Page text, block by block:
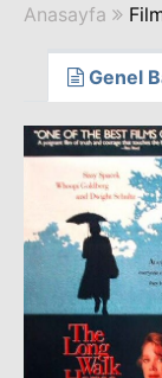
Anasayfa
Genel